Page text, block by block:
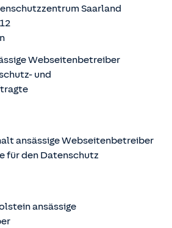
Saarland
Webseitenbetreiber
und
ansässige Webseitenbetreiber
für den Datenschutz
ansässige